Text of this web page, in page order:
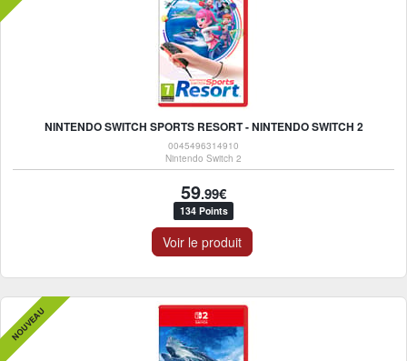
NINTENDO SWITCH SPORTS RESORT - NINTENDO SWITCH 2
0045496314910
Nintendo Switch 2
59.99€
134 Points
Voir le produit
NOUVEAU